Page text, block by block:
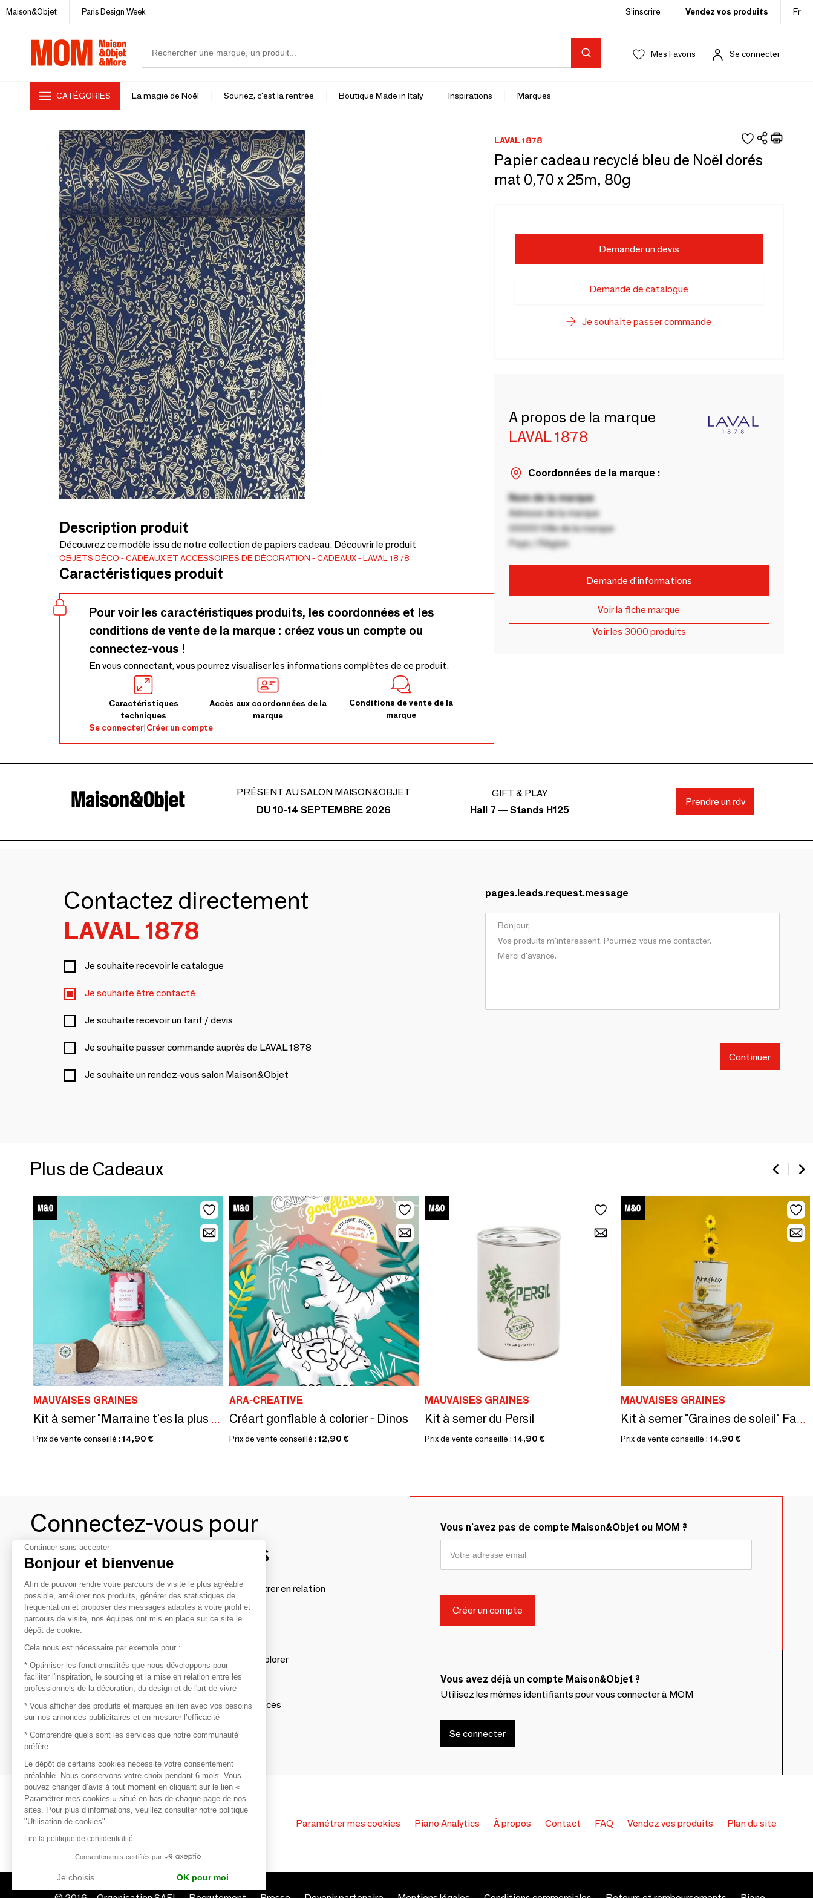
Maison&Objet Paris Design Week S’inscrire Vendez vos produits Fr
Mes Favoris Se connecter
CATÉGORIES La magie de Noël Souriez, c'est la rentrée Boutique Made in Italy Inspirations Marques
Description produit
Découvrez ce modèle issu de notre collection de papiers cadeau. Découvrir le produit
OBJETS DÉCO CADEAUX ET ACCESSOIRES DE DÉCORATION CADEAUX LAVAL 1878
Caractéristiques produit
Pour voir les caractéristiques produits, les coordonnées et les
conditions de vente de la marque : créez vous un compte ou
connectez-vous !
En vous connectant, vous pourrez visualiser les informations complètes de ce produit.
Caractéristiques
techniques
Accès aux coordonnées de la
marque
Conditions de vente de la
marque
Se connecter|Créer un compte
LAVAL 1878
Papier cadeau recyclé bleu de Noël dorés
mat 0,70 x 25m, 80g
Demander un devis
Demande de catalogue
Je souhaite passer commande
A propos de la marque
LAVAL 1878
Coordonnées de la marque :
Nom de la marque
Adresse de la marque
00000 Ville de la marque
Pays / Région
Demande d'informations
Voir la fiche marque
Voir les 3000 produits
PRÉSENT AU SALON MAISON&OBJET
DU 10-14 SEPTEMBRE 2026
GIFT & PLAY
Hall 7 — Stands H125
Prendre un rdv
Contactez directement
LAVAL 1878
Je souhaite recevoir le catalogue
Je souhaite être contacté
Je souhaite recevoir un tarif / devis
Je souhaite passer commande auprès de LAVAL 1878
Je souhaite un rendez-vous salon Maison&Objet
pages.leads.request.message
Continuer
Plus de Cadeaux
MAUVAISES GRAINES
Kit à semer "Marraine t'es la plus gentille"
Prix de vente conseillé : 14,90 €
ARA-CREATIVE
Créart gonflable à colorier - Dinos
Prix de vente conseillé : 12,90 €
MAUVAISES GRAINES
Kit à semer du Persil
Prix de vente conseillé : 14,90 €
MAUVAISES GRAINES
Kit à semer "Graines de soleil" Fabriqué en France
Prix de vente conseillé : 14,90 €
Connectez-vous pour
contacter les marques
Afin de profiter au mieux de l'expérience MOM et de rentrer en relation
avec vos marques préférées, créez-vous un compte.
Découvrir
Les produits de milliers de fournisseurs à explorer
S'inspirer
Inspiration et sélections de produits tendances
Contacter
Vous n'avez pas de compte Maison&Objet ou MOM ?
Vous avez déjà un compte Maison&Objet ?
Utilisez les mêmes identifiants pour vous connecter à MOM
Se connecter
Paramétrer mes cookies Piano Analytics À propos Contact FAQ Vendez vos produits Plan du site
Continuer sans accepter
Bonjour et bienvenue
Afin de pouvoir rendre votre parcours de visite le plus agréable
possible, améliorer nos produits, générer des statistiques de
fréquentation et proposer des messages adaptés à votre profil et
parcours de visite, nos équipes ont mis en place sur ce site le
dépôt de cookie.
Cela nous est nécessaire par exemple pour :
* Optimiser les fonctionnalités que nous développons pour
faciliter l'inspiration, le sourcing et la mise en relation entre les
professionnels de la décoration, du design et de l'art de vivre
* Vous afficher des produits et marques en lien avec vos besoins
sur nos annonces publicitaires et en mesurer l’efficacité
* Comprendre quels sont les services que notre communauté
préfère
Le dépôt de certains cookies nécessite votre consentement
préalable. Nous conservons votre choix pendant 6 mois. Vous
pouvez changer d’avis à tout moment en cliquant sur le lien «
Paramétrer mes cookies » situé en bas de chaque page de nos
sites. Pour plus d’informations, veuillez consulter notre politique
"Utilisation de cookies".
Lire la politique de confidentialité
Consentements certifiés par
Je choisis OK pour moi